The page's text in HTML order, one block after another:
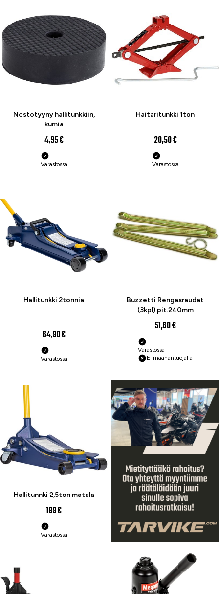
Nostotyyny hallitunkkiin,
kumia
4,95 €
Varastossa
Haitaritunkki 1ton
20,50 €
Varastossa
Hallitunkki 2tonnia
64,90 €
Varastossa
Buzzetti Rengasraudat
(3kpl) pit.240mm
51,60 €
Varastossa
Ei maahantuojalla
Hallitunnki 2,5ton matala
189 €
Varastossa